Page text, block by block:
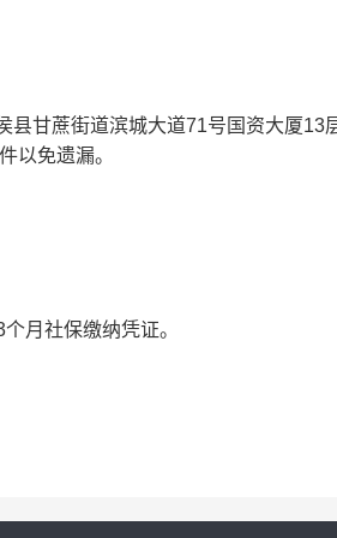
县甘蔗街道滨城大道71号国资大厦13
以免遗漏。
月社保缴纳凭证。